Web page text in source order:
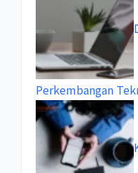
Perkembangan